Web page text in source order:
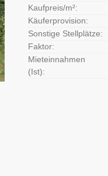
Kaufpreis/m²:
Käuferprovision:
Sonstige Stellplätze:
Faktor:
Mieteinnahmen
(Ist):